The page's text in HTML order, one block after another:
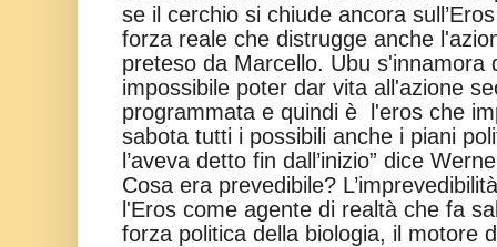
se il cerchio si chiude ancora
forza reale che distrugge anche
preteso da Marcello. Ubu s'innamora
impossibile poter dar vita all'azione
programmata e quindi è l'eros che
sabota tutti i possibili anche i piani
l’aveva detto fin dall’inizio” dice
Cosa era prevedibile?
l'Eros come agente di realtà che fa
forza politica della biologia, il motore